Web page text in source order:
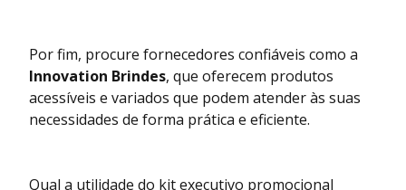
Por fim, procure fornecedores confiáveis como a
Innovation Brindes, que oferecem produtos
acessíveis e variados que podem atender às suas
necessidades de forma prática e eficiente.
Qual a utilidade do kit executivo promocional